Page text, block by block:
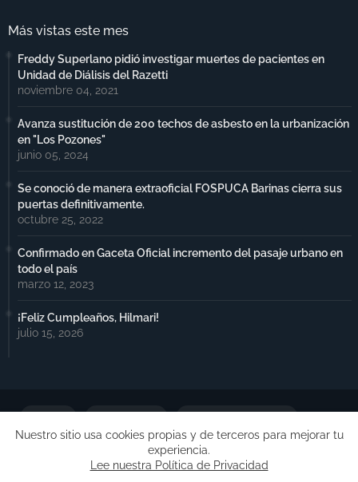
Más vistas este mes
Freddy Superlano pidió investigar muertes de pacientes en
Unidad de Diálisis del Razetti
noviembre 04, 2021
Avanza sustitución de 200 techos de asbesto en la urbanización
en "Los Pozones"
junio 05, 2024
Se conoció de manera extraoficial FOSPUCA Barinas cierra sus
puertas definitivamente.
octubre 25, 2022
Confirmado en Gaceta Oficial incremento del pasaje urbano en
todo el país
marzo 12, 2023
¡Feliz Cumpleaños, Hilmari!
julio 15, 2026
Nuestro sitio usa cookies propias y de terceros para mejorar tu
experiencia.
Lee nuestra Política de Privacidad